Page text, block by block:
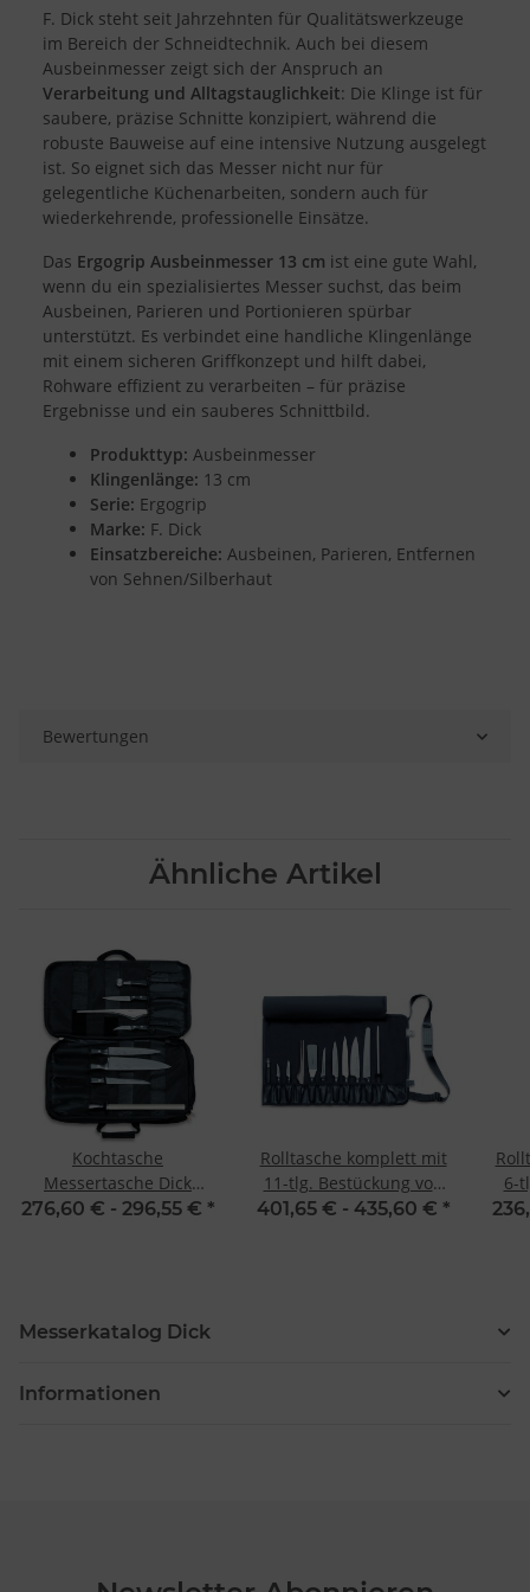
F. Dick steht seit Jahrzehnten für Qualitätswerkzeuge
im Bereich der Schneidtechnik. Auch bei diesem
Ausbeinmesser zeigt sich der Anspruch an
Verarbeitung und Alltagstauglichkeit: Die Klinge ist für
saubere, präzise Schnitte konzipiert, während die
robuste Bauweise auf eine intensive Nutzung ausgelegt
ist. So eignet sich das Messer nicht nur für
gelegentliche Küchenarbeiten, sondern auch für
wiederkehrende, professionelle Einsätze.
Das Ergogrip Ausbeinmesser 13 cm ist eine gute Wahl,
wenn du ein spezialisiertes Messer suchst, das beim
Ausbeinen, Parieren und Portionieren spürbar
unterstützt. Es verbindet eine handliche Klingenlänge
mit einem sicheren Griffkonzept und hilft dabei,
Rohware effizient zu verarbeiten – für präzise
Ergebnisse und ein sauberes Schnittbild.
Produkttyp: Ausbeinmesser
Klingenlänge: 13 cm
Serie: Ergogrip
Marke: F. Dick
Einsatzbereiche: Ausbeinen, Parieren, Entfernen
von Sehnen/Silberhaut
Bewertungen
Ähnliche Artikel
Kochtasche
Messertasche Dick
Culinary Bag 8-teilig
276,60 € - 296,55 € *
Rolltasche komplett mit
11-tlg. Bestückung von
Dick
401,65 € - 435,60 € *
6-
Messerkatalog Dick
Informationen
Speichern von oder Zugriff auf Informationen auf einem Endgerät
Verwendung reduzierter Daten zur Auswahl von Werbeanzeigen
Erstellung von Profilen für personalisierte Werbung
Verwendung von Profilen zur Auswahl personalisierter Werbung
Erstellung von Profilen zur Personalisierung von Inhalten
Verwendung von Profilen zur Auswahl personalisierter Inhalte
Messung der Werbeleistung
Messung der Performance von Inhalten
Analyse von Zielgruppen durch Statistiken oder Kombinationen
von Daten aus verschiedenen Quellen
Entwicklung und Verbesserung der Angebote
Verwendung reduzierter Daten zur Auswahl von Inhalten
Besondere Features:
Verwendung genauer Standortdaten
Endgeräteeigenschaften zur Identifikation aktiv abfragen